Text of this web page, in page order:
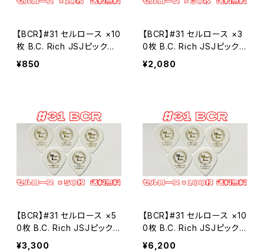
【BCR】#31 セルロース ×10
枚 B.C. Rich JSJピックタ
イプ MLピック【送料込み】
¥850
【BCR】#31 セルロース ×3
0枚 B.C. Rich JSJピックタ
イプ MLピック【送料込み】
¥2,080
【BCR】#31 セルロース ×5
0枚 B.C. Rich JSJピックタ
イプ MLピック【送料込み】
¥3,300
【BCR】#31 セルロース ×10
0枚 B.C. Rich JSJピックタ
イプ MLピック【送料込み】
¥6,200